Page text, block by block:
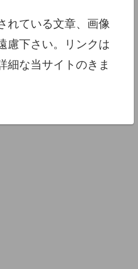
れている文章、画像
慮下さい。リンクは
細な当サイトのきま